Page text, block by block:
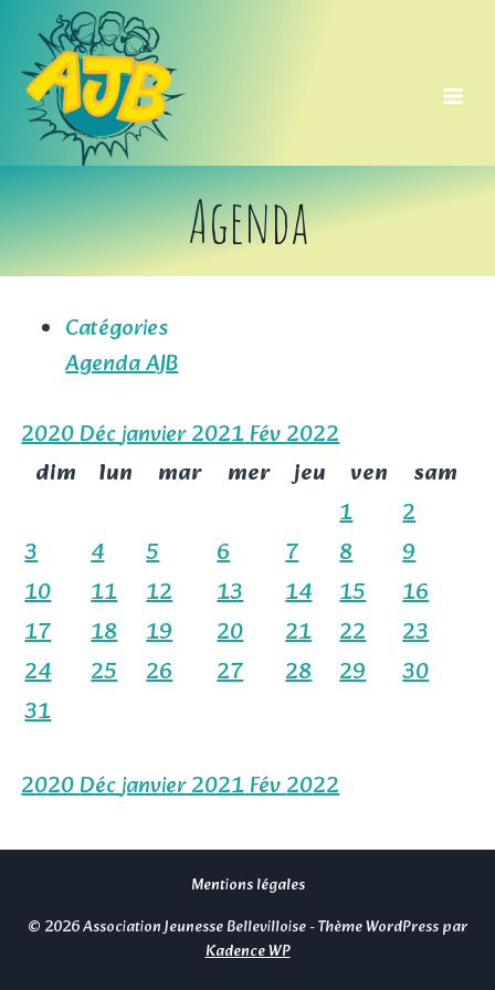
contenu
Agenda
Catégories
Agenda AJB
2020Décjanvier 2021Fév2022
dim
lun mar mer jeu ven
sam
1
2
3
4 5 6 7 8
9
10
11 12 13 14 15
16
17
18 19 20 21 22
23
24
25 26 27 28 29
30
31
2020Décjanvier 2021Fév2022
Mentions légales
© 2026 Association Jeunesse Bellevilloise - Thème WordPress par
Kadence WP